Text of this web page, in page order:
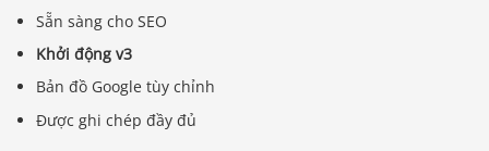
Sẵn sàng cho SEO
Khởi động v3
Bản đồ Google tùy chỉnh
Được ghi chép đầy đủ